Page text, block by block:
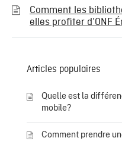
Comment les
elles profiter d’ONF
Articles populaires
Quelle est la
mobile?
Comment prendre